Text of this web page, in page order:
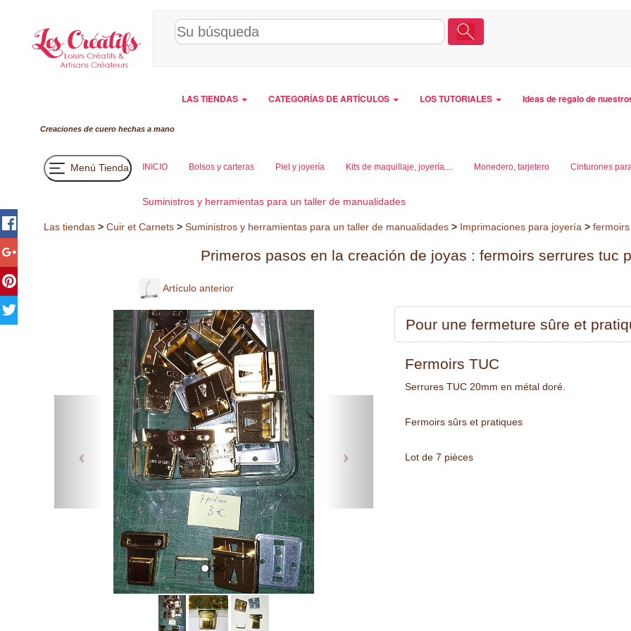
LAS TIENDAS CATEGORÍAS DE ARTÍCULOS LOS TUTORIALES Ideas de regalo de
Creaciones de cuero hechas a mano
Menú Tienda INICIO Bolsos y carteras Piel y joyería Kits de maquillaje, joyería.... Monedero, tarjetero Cinturones
Suministros y herramientas para un taller de manualidades
Las tiendas > Cuir et Carnets > Suministros y herramientas para un taller de manualidades > Imprimaciones para joyería >
Primeros pasos en la creación de joyas : fermoirs serrures tuc
Artículo anterior
Previous
Pour une fermeture sûre et
Fermoirs TUC
Serrures TUC 20mm en métal doré.
Fermoirs sûrs et pratiques
Lot de 7 pièces